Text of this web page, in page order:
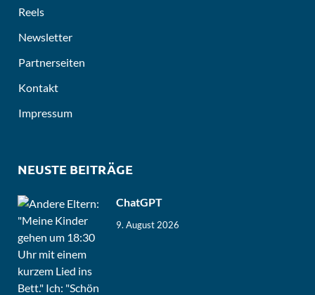
Reels
Newsletter
Partnerseiten
Kontakt
Impressum
NEUSTE BEITRÄGE
ChatGPT
9. August 2026